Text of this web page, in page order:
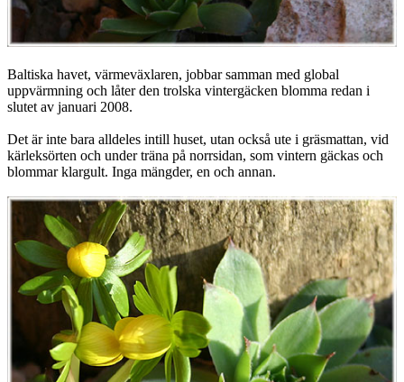
Baltiska havet, värmeväxlaren, jobbar samman med global
uppvärmning och låter den trolska vintergäcken blomma redan i
slutet av januari 2008.
Det är inte bara alldeles intill huset, utan också ute i gräsmattan, vid
kärleksörten och under träna på norrsidan, som vintern gäckas och
blommar klargult. Inga mängder, en och annan.